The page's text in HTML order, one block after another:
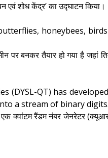
एवं शोध केंद्र’ का उद्घाटन किया।
honeybees,
पर बनकर तैयार हो गया है जहां
(DYSL-QT) has
a stream of binary digits.
क्वांटम रैंडम नंबर जेनरेटर